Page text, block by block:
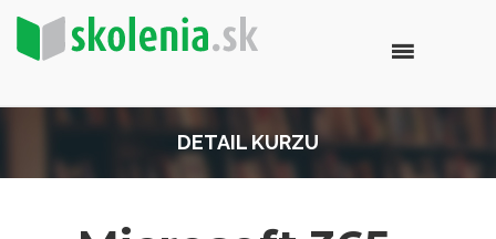
DETAIL KURZU